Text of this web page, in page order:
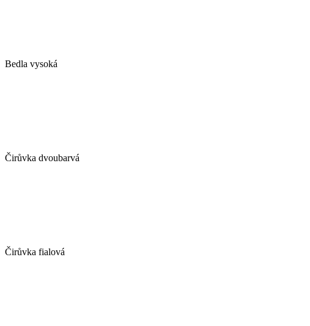
Bedla vysoká
Čirůvka dvoubarvá
Čirůvka fialová